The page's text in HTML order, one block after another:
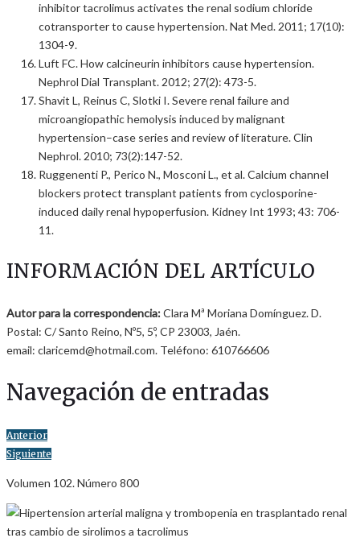
inhibitor tacrolimus activates the renal sodium chloride
cotransporter to cause hypertension. Nat Med. 2011; 17(10):
1304-9.
Luft FC. How calcineurin inhibitors cause hypertension.
Nephrol Dial Transplant. 2012; 27(2): 473-5.
Shavit L, Reinus C, Slotki I. Severe renal failure and
microangiopathic hemolysis induced by malignant
hypertension–case series and review of literature. Clin
Nephrol. 2010; 73(2):147-52.
Ruggenenti P., Perico N., Mosconi L., et al. Calcium channel
blockers protect transplant patients from cyclosporine-
induced daily renal hypoperfusion. Kidney Int 1993; 43: 706-
11.
INFORMACIÓN DEL ARTÍCULO
Autor para la correspondencia:Clara Mª Moriana Domínguez. D.
Postal: C/ Santo Reino, Nº5, 5º, CP 23003, Jaén.
email: claricemd@hotmail.com. Teléfono: 610766606
Navegación de entradas
Anterior
Siguiente
Volumen 102. Número 800